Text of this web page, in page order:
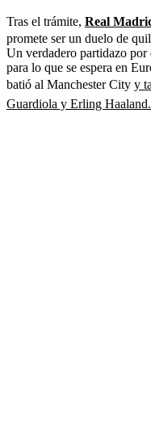
Tras el trámite, Real
promete ser un duelo de
Un verdadero partidazo por
para lo que se espera en
batió al Manchester City y
Guardiola y Erling Haaland.